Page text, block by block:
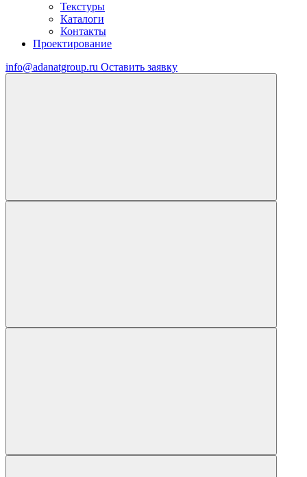
Текстуры
Каталоги
Контакты
Проектирование
info@adanatgroup.ru Оставить заявку